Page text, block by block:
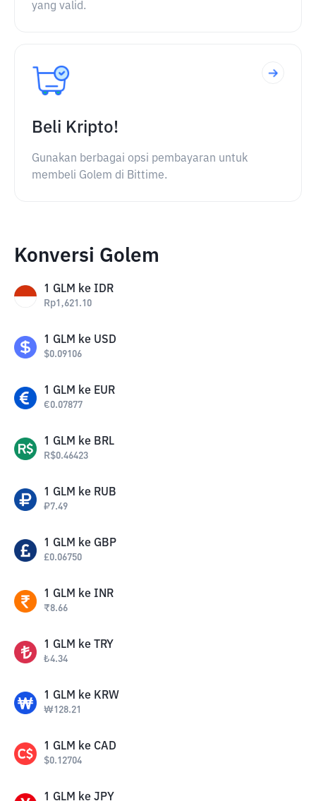
yang valid.
Beli Kripto!
Gunakan berbagai opsi pembayaran untuk
membeli Golem di Bittime.
Konversi Golem
1 GLM ke IDR
Rp1,621.10
1 GLM ke USD
$0.09106
1 GLM ke EUR
€0.07877
1 GLM ke BRL
R$0.46423
1 GLM ke RUB
₽7.49
1 GLM ke GBP
£0.06750
1 GLM ke INR
₹8.66
1 GLM ke TRY
₺4.34
1 GLM ke KRW
₩128.21
1 GLM ke CAD
$0.12704
1 GLM ke JPY